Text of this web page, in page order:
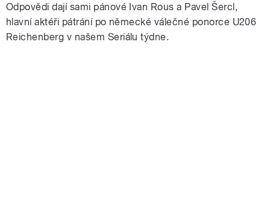
Odpovědi dají sami pánové Ivan Rous a Pavel Šercl,
hlavní aktéři pátrání po německé válečné ponorce U206
Reichenberg v našem Seriálu týdne.